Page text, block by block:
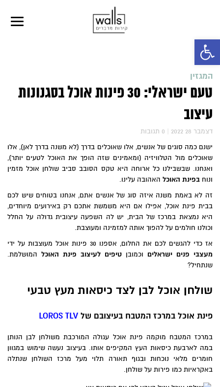
פתח סרגל נגישות
המגזין
טעם ישראלי: 30 פינות אוכל בסגנונות
עיצוב
2022 דצמבר 28 0 תגובות
ישנם כמה סוגים של אנשים, אלו שאוכלים בדרך (לא משנה בדרך לאן), אלו
שאוכלים מול הטלוויזיה (ומאמינים שזה הופך את האוכל לטעים יותר),
ואנחנו. שבשבילנו כל ארוחה היא טקס הסובב סביב שולחן אוכל מזמין
ונוח בפינת האוכל האהובה עלינו.
זה לא באמת משנה איזה סוג של אנשים אתם, אנחנו בטוחים שיש לכם
בבית פינת אוכל, אפילו אם היא משמשת אתכם רק באירועים מיוחדים,
היא נמצאת במרכז של הבית, יש לה השפעה עיצובית גדולה על החלל
וכולנו חולמים על להפוך אותה למזמינה ומעוצבת.
אז כדי להגשים לכם את החלום, אספנו 30 פינות אוכל מעוצבות על ידי
מעצבי פנים ישראלים וכמובן טיפים לעיצוב פינת האוכל המושלמת.
שנתחיל?
שולחן אוכל לבן לצד כיסאות מעץ טבעי
פינת אוכל במרכז המטבח בעיצובם של LOROS TLV
במרכז המטבח מוקמה פינת אוכל עגולה המורכבת משולחן לבן הנותן
במה לארבעת כיסאות העץ המקיפים אותו. בעיצוב נעשה שימוש במגוון
חומרים מלאי נוכחות ובגוף תאורה תלוי מעל מרכז השולחן שנתלה
באקראיות כמו פירות על שולחן.